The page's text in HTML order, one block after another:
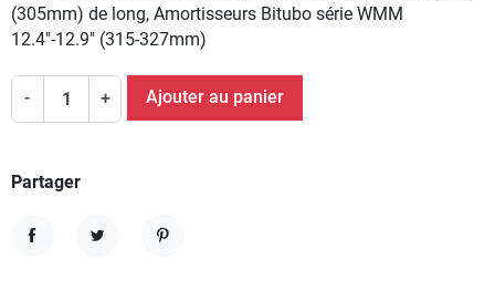
(305mm) de long, Amortisseurs Bitubo série WMM
12.4"-12.9" (315-327mm)
- + Ajouter au panier
Partager